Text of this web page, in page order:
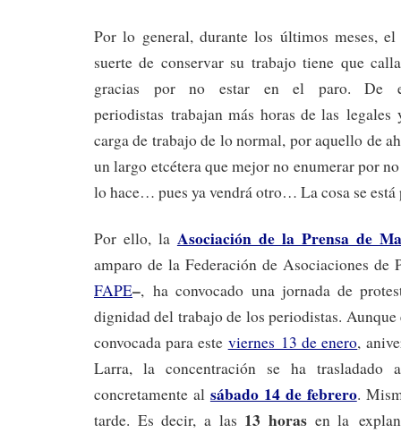
Por lo general, durante los últimos meses,
suerte de conservar su trabajo tiene que
gracias por no estar en el paro. De
periodistas trabajan más horas de las
carga de trabajo de lo normal, por aquello de
un largo etcétera que mejor no enumerar por
lo hace… pues ya vendrá otro… La cosa se
Por ello, la Asociación de la Prensa de
amparo de la Federación de Asociaciones de
FAPE–, ha convocado una jornada de
dignidad del trabajo de los periodistas.
convocada para este viernes 13 de enero,
Larra, la concentración se ha trasladado
concretamente al sábado 14 de febrero.
tarde. Es decir, a las 13 horasen la